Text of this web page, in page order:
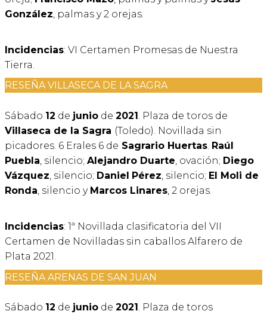
González , palmas y 2 orejas.
Incidencias: VI Certamen Promesas de Nuestra
Tierra.
RESEÑA VILLASECA DE LA SAGRA
Sábado 12 de junio de 2021. Plaza de toros de
Villaseca de la Sagra (Toledo). Novillada sin
picadores. 6 Erales 6 de Sagrario Huertas. Raúl
Puebla, silencio; Alejandro Duarte, ovación; Diego
Vázquez, silencio; Daniel Pérez, silencio; El Moli de
Ronda, silencio y Marcos Linares, 2 orejas.
Incidencias: 1ª Novillada clasificatoria del VII
Certamen de Novilladas sin caballos Alfarero de
Plata 2021.
RESEÑA ARENAS DE SAN JUAN
Sábado 12 de junio de 2021 . Plaza de toros